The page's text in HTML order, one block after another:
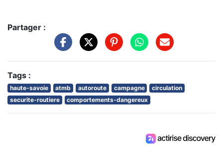
Partager :
Tags :
haute-savoie atmb autoroute campagne
circulation
securite-routiere
comportements-dangereux